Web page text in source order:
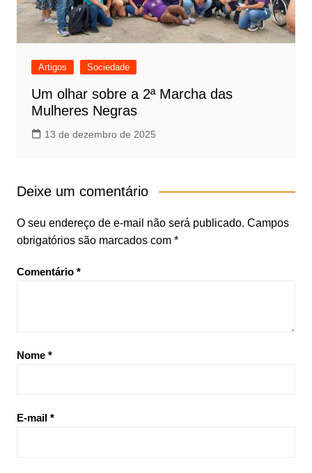
Artigos Sociedade
Um olhar sobre a 2ª Marcha das
Mulheres Negras
13 de dezembro de 2025
Deixe um comentário
O seu endereço de e-mail não será publicado. Campos
obrigatórios são marcados com *
Comentário *
Nome *
E-mail *